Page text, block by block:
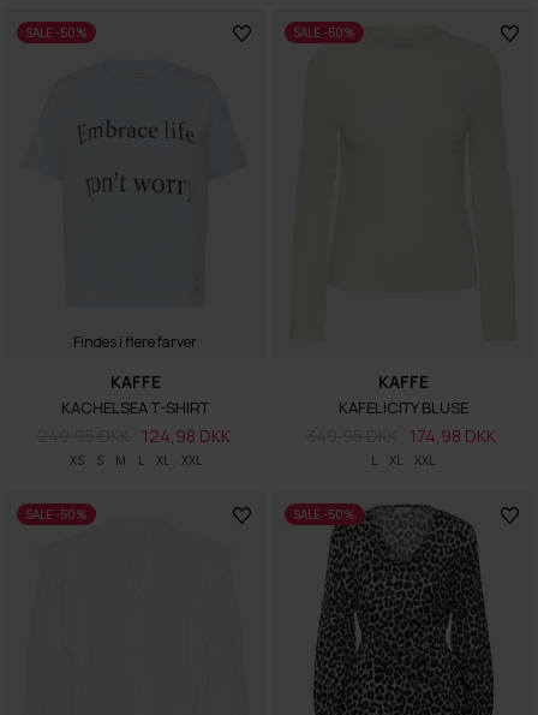
SALE -50%
Findes i flere farver
XS S M L XL XXL
KAFFE
KACHELSEA T-SHIRT
124,98 DKK
SALE -50%
L XL XXL
KAFFE
KAFELICITY BLUSE
174,98 DKK
SALE -50% SALE -50%